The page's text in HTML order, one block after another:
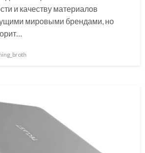
и качеству материалов
мировыми брендами, но